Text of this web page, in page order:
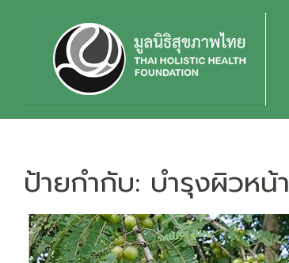
ป้ายกำกับ: บำรุงผิวหน้า